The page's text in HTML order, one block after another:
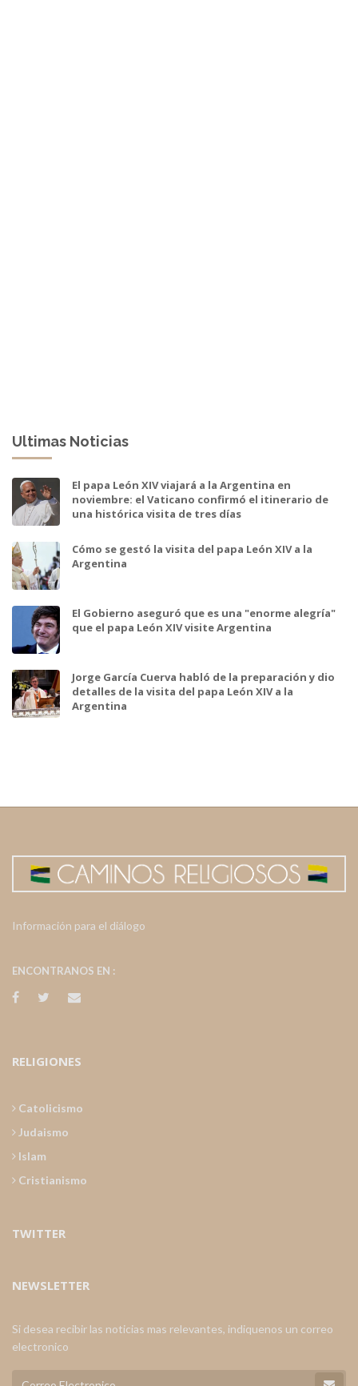
Ultimas Noticias
El papa León XIV viajará a la Argentina en
noviembre: el Vaticano confirmó el itinerario de
una histórica visita de tres días
Cómo se gestó la visita del papa León XIV a la
Argentina
El Gobierno aseguró que es una "enorme alegría"
que el papa León XIV visite Argentina
Jorge García Cuerva habló de la preparación y dio
detalles de la visita del papa León XIV a la
Argentina
Información para el diálogo
ENCONTRANOS EN :
RELIGIONES
Catolicismo
Judaismo
Islam
Cristianismo
TWITTER
NEWSLETTER
Si desea recibir las noticias mas relevantes, indiquenos un correo
electronico